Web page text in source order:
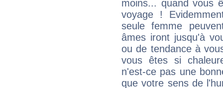
moins... quand vous
voyage !
seule femme
âmes iront jusqu'à
ou de tendance à
vous êtes si
n'est-ce pas une
que votre sens de